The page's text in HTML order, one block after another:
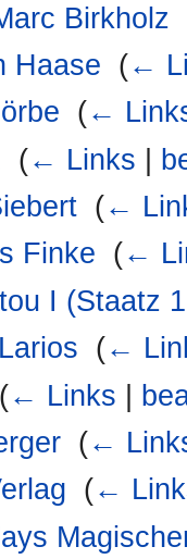
Birkholz
Haase
(←
(←
(← Links
(←
Finke (←
I (Staatz
(←
(← Links
(←
(←